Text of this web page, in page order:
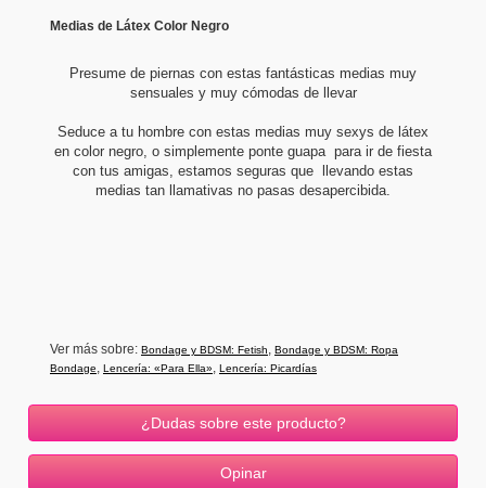
Medias de Látex Color Negro
Presume de piernas con estas fantásticas medias muy
sensuales y muy cómodas de llevar
Seduce a tu hombre con estas medias muy sexys de látex
en color negro, o simplemente ponte guapa para ir de fiesta
con tus amigas, estamos seguras que llevando estas
medias tan llamativas no pasas desapercibida.
Ver más sobre: Bondage y BDSM: Fetish, Bondage y BDSM: Ropa
Bondage, Lencería: «Para Ella», Lencería: Picardías
¿Dudas sobre este producto?